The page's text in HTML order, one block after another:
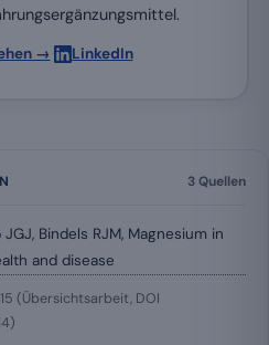
→ LinkedIn
3 Quellen
Bindels RJM, Magnesium in
and disease
(Übersichtsarbeit, DOI